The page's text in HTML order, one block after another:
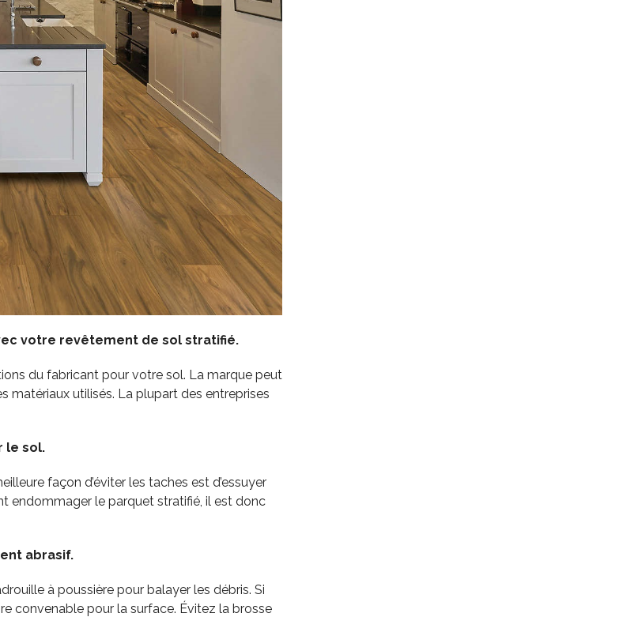
votre revêtement de sol stratifié.
du fabricant pour votre sol. La marque peut
matériaux utilisés. La plupart des entreprises
le sol.
façon d’éviter les taches est d’essuyer
endommager le parquet stratifié, il est donc
abrasif.
à poussière pour balayer les débris. Si
convenable pour la surface. Évitez la brosse